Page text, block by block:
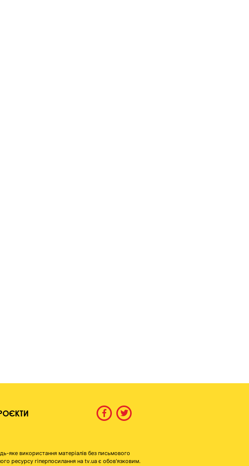
яке використання матеріалів без письмового
ресурсу гіперпосилання на tv.ua є обов'язковим.